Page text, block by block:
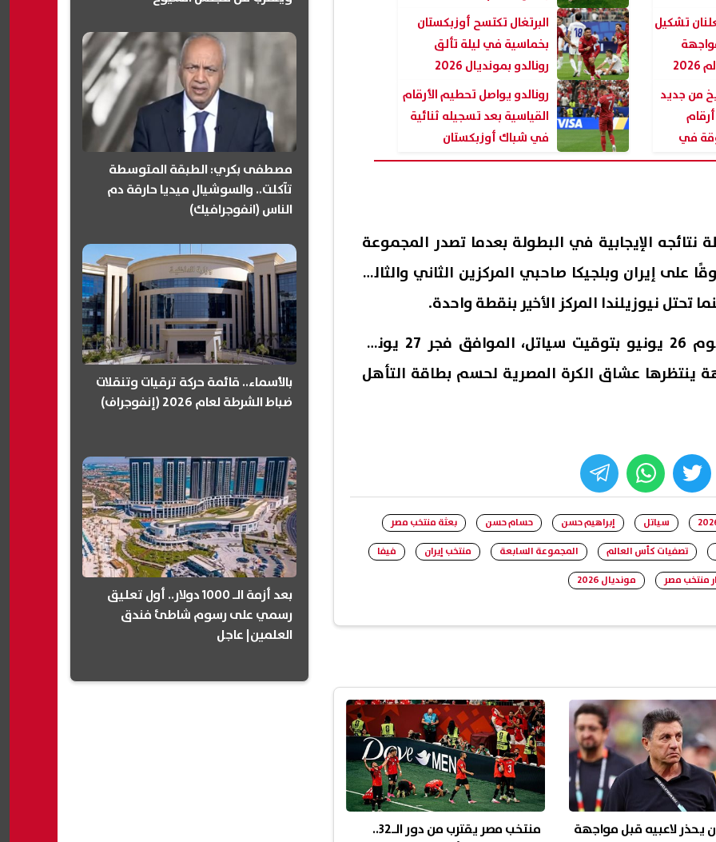
تشكيل
البرتغال تكتسح أوزبكستان
بخماسية في ليلة تألق
رونالدو بمونديال 2026
من جديد
في
رونالدو يواصل تحطيم الأرقام
القياسية بعد تسجيله ثنائية
في شباك أوزبكستان
الإيجابية في البطولة بعدما تصدر المجموعة
4 نقاط، متفوقًا على إيران وبلجيكا صاحبي المركزين الثاني والثالث
تحتل نيوزيلندا المركز الأخير بنقطة واحدة.
وتقام مباراة مصر وإيران يوم 26 يونيو بتوقيت سياتل، الموافق فجر 27 يونيو
ينتظرها عشاق الكرة المصرية لحسم بطاقة التأهل
twitter
whats
سياتل إبراهيم حسن حسام حسن
بعثة منتخب مصر
تصفيات كأس العالم المجموعة السابعة منتخب إيران
فيفا
منتخب مصر
مونديال 2026
يحذر لاعبيه قبل مواجهة
منتخب مصر يقترب من دور الـ32..
مصطفى بكري: الطبقة المتوسطة
تآكلت.. والسوشيال ميديا حارقة دم
الناس (انفوجرافيك)
بالأسماء.. قائمة حركة ترقيات وتنقلات
ضباط الشرطة لعام 2026 (إنفوجراف)
بعد أزمة الـ 1000 دولار.. أول تعليق
رسمي على رسوم شاطئ فندق
العلمين| عاجل